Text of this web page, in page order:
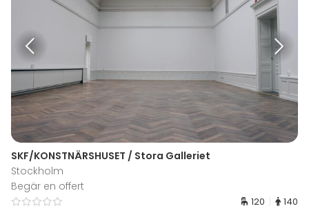
SKF/KONSTNÄRSHUSET / Stora Galleriet
Stockholm
Begär en offert
120 140